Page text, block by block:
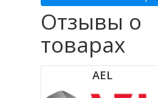
Отзывы о
товарах
AEL